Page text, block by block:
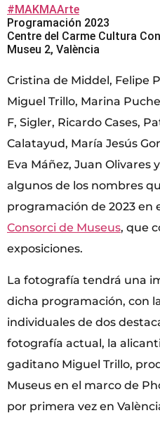
#MAKMAArte
Programación 2023
Centre del Carme Cultura
Museu 2, València
Cristina de Middel, Felipe
Miguel Trillo, Marina
F, Sigler, Ricardo Cases,
Calatayud, María Jesús
Eva Máñez, Juan Olivares
algunos de los nombres
programación de 2023 en
Consorci de Museus, que
exposiciones.
La fotografía tendrá una
dicha programación, con
individuales de dos
fotografía actual, la
gaditano Miguel Trillo,
Museus en el marco de
por primera vez en